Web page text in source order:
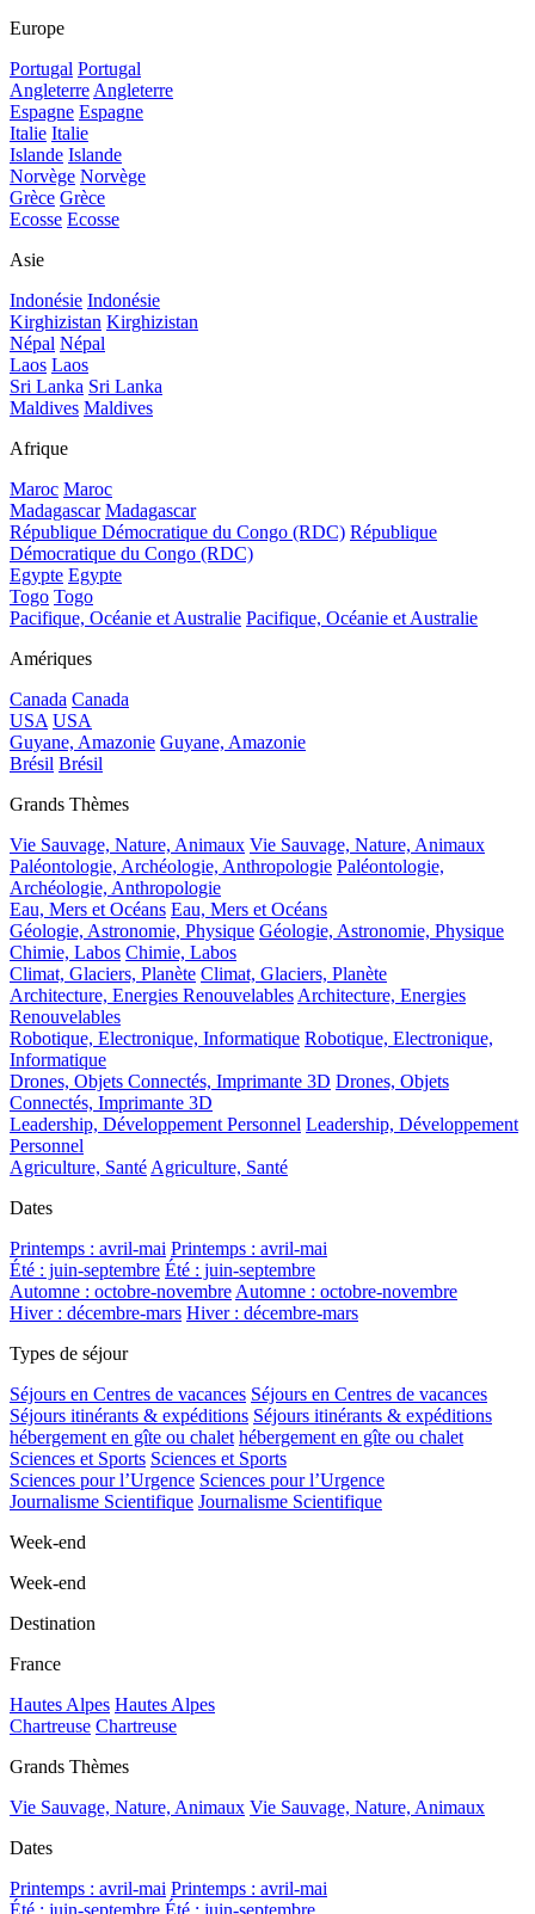
Europe
Portugal Portugal
AngleterreAngleterre
Espagne Espagne
Italie Italie
Islande Islande
Norvège Norvège
Grèce Grèce
Ecosse Ecosse
Asie
Indonésie Indonésie
Kirghizistan Kirghizistan
Népal Népal
Laos Laos
Sri Lanka Sri Lanka
Maldives Maldives
Afrique
Maroc Maroc
Madagascar Madagascar
République Démocratique du Congo (RDC) République
Démocratique du Congo (RDC)
Egypte Egypte
Togo Togo
Pacifique, Océanie et Australie Pacifique, Océanie et Australie
Amériques
Canada Canada
USA USA
Guyane, Amazonie Guyane, Amazonie
Brésil Brésil
Grands Thèmes
Vie Sauvage, Nature, Animaux Vie Sauvage, Nature, Animaux
Paléontologie, Archéologie, Anthropologie Paléontologie,
Archéologie, Anthropologie
Eau, Mers et Océans Eau, Mers et Océans
Géologie, Astronomie, Physique Géologie, Astronomie, Physique
Chimie, Labos Chimie, Labos
Climat, Glaciers, Planète Climat, Glaciers, Planète
Architecture, Energies RenouvelablesArchitecture, Energies
Renouvelables
Robotique, Electronique, Informatique Robotique, Electronique,
Informatique
Drones, Objets Connectés, Imprimante 3D Drones, Objets
Connectés, Imprimante 3D
Leadership, Développement Personnel Leadership, Développement
Personnel
Agriculture, SantéAgriculture, Santé
Dates
Printemps : avril-mai Printemps : avril-mai
Été : juin-septembre Été : juin-septembre
Automne : octobre-novembreAutomne : octobre-novembre
Hiver : décembre-mars Hiver : décembre-mars
Types de séjour
Séjours en Centres de vacances Séjours en Centres de vacances
Séjours itinérants & expéditions Séjours itinérants & expéditions
hébergement en gîte ou chalet hébergement en gîte ou chalet
Sciences et Sports Sciences et Sports
Sciences pour l’Urgence Sciences pour l’Urgence
Journalisme Scientifique Journalisme Scientifique
Week-end
Week-end
Destination
France
Hautes Alpes Hautes Alpes
Chartreuse Chartreuse
Grands Thèmes
Vie Sauvage, Nature, Animaux Vie Sauvage, Nature, Animaux
Dates
Printemps : avril-mai Printemps : avril-mai